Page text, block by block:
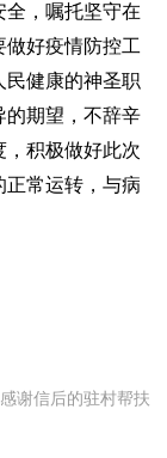
全，嘱托坚守在
做好疫情防控工
民健康的神圣职
的期望，不辞辛
，积极做好此次
正常运转，与病
谢信后的驻村帮扶